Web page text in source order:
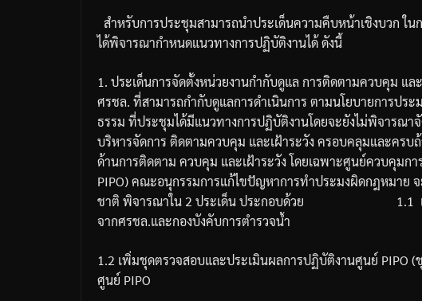
สำหรับการประชุมสามารถนำประเด็นความคืบหน้าเชิงบวก ใน
ได้พิจารณากำหนดแนวทางการปฏิบัติงานได้ดังนี้
1. ประเด็นการจัดตั้งหน่วยงานกำกับดูแล การติดตามควบคุม แล
ศรชล. ที่สามารถกำกับดูแลการดำเนินการ ตามนโยบายการประ
ธรรม ที่ประชุมได้มีแนวทางการปฏิบัติงานโดยจะยังไม่พิจารณา
บริหารจัดการ ติดตามควบคุม และเฝ้าระวัง ครอบคลุมและครบ
ด้านการติดตาม ควบคุม และเฝ้าระวัง โดยเฉพาะศูนย์ควบคุมกา
PIPO)คณะอนุกรรมการแก้ไขปัญหาการทำประมงผิดกฎหมาย
ชาติ พิจารณาใน 2 ประเด็นประกอบด้วย 1.1
จากศรชล.และกองบังคับการตำรวจน้ำ
1.2 เพิ่มชุดตรวจสอบและประเมินผลการปฏิบัติงานศูนย์ PIPO (
ศูนย์ PIPO